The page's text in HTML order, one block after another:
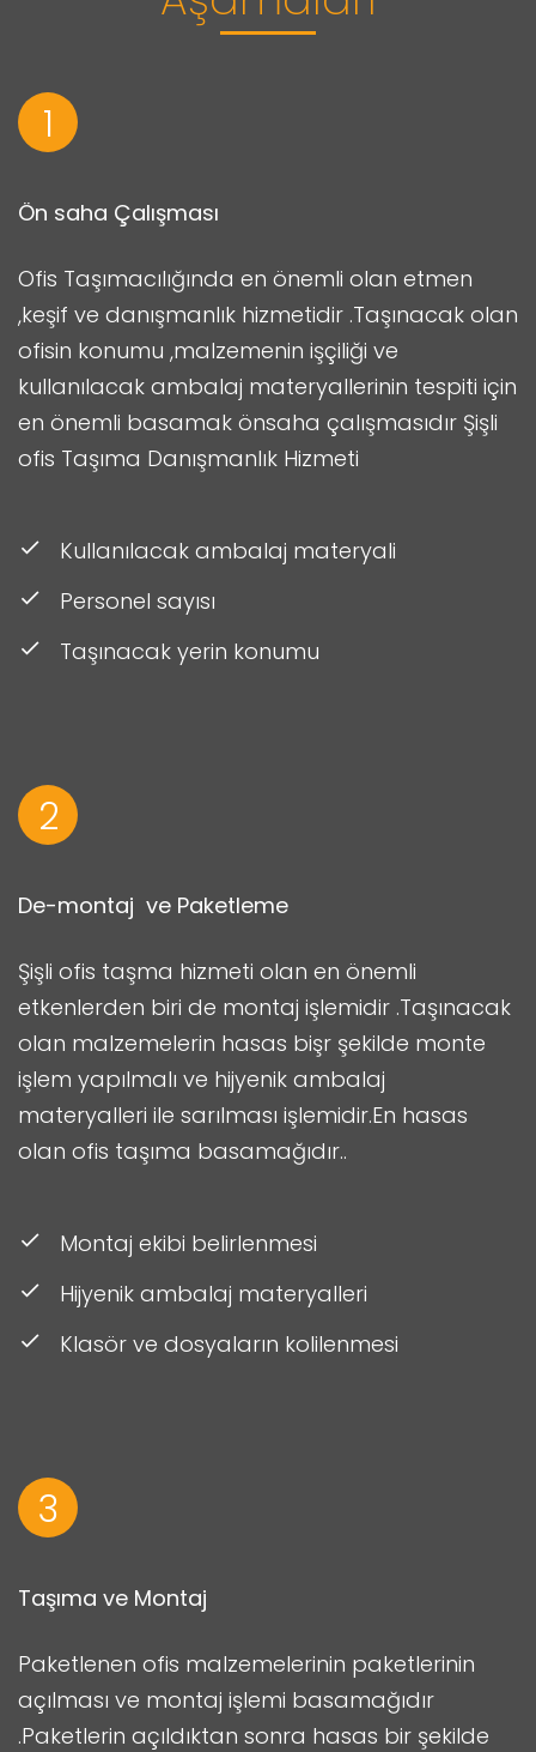
1
Ön saha Çalışması
Ofis Taşımacılığında en önemli olan etmen
,keşif ve danışmanlık hizmetidir .Taşınacak olan
ofisin konumu ,malzemenin işçiliği ve
kullanılacak ambalaj materyallerinin tespiti için
en önemli basamak önsaha çalışmasıdır Şişli
ofis Taşıma Danışmanlık Hizmeti
Kullanılacak ambalaj materyali
Personel sayısı
Taşınacak yerin konumu
2
De-montaj ve Paketleme
Şişli ofis taşma hizmeti olan en önemli
etkenlerden biri de montaj işlemidir .Taşınacak
olan malzemelerin hasas bişr şekilde monte
işlem yapılmalı ve hijyenik ambalaj
materyalleri ile sarılması işlemidir.En hasas
olan ofis taşıma basamağıdır..
Montaj ekibi belirlenmesi
Hijyenik ambalaj materyalleri
Klasör ve dosyaların kolilenmesi
3
Taşıma ve Montaj
Paketlenen ofis malzemelerinin paketlerinin
açılması ve montaj işlemi basamağıdır
.Paketlerin açıldıktan sonra hasas bir şekilde